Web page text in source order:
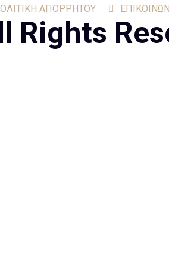
ΑΠΟΡΡΗΤΟΥ
Rights